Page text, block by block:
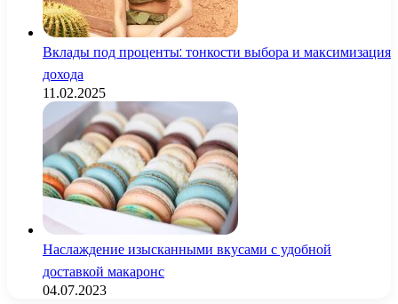
Вклады под проценты: тонкости выбора и максимизация
дохода
11.02.2025
Наслаждение изысканными вкусами с удобной
доставкой макаронс
04.07.2023